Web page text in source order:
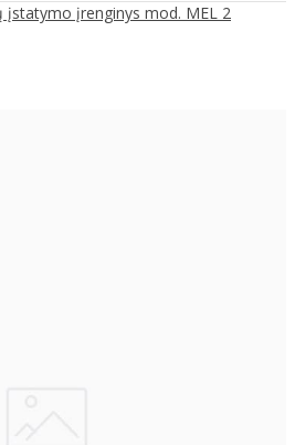
įstatymo įrenginys mod. MEL 2